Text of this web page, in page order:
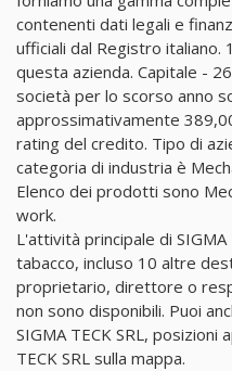
contenenti dati legali e
ufficiali dal Registro italiano.
questa azienda. Capitale -
società per lo scorso anno
approssimativamente
rating del credito. Tipo di
categoria di industria è
Elenco dei prodotti sono
work.
L'attività principale di
tabacco, incluso 10 altre
proprietario, direttore o
non sono disponibili. Puoi
SIGMA TECK SRL,
TECK SRL sulla mappa.